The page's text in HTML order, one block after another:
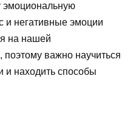
эмоциональную
и негативные эмоции
на нашей
поэтому важно научиться
и находить способы